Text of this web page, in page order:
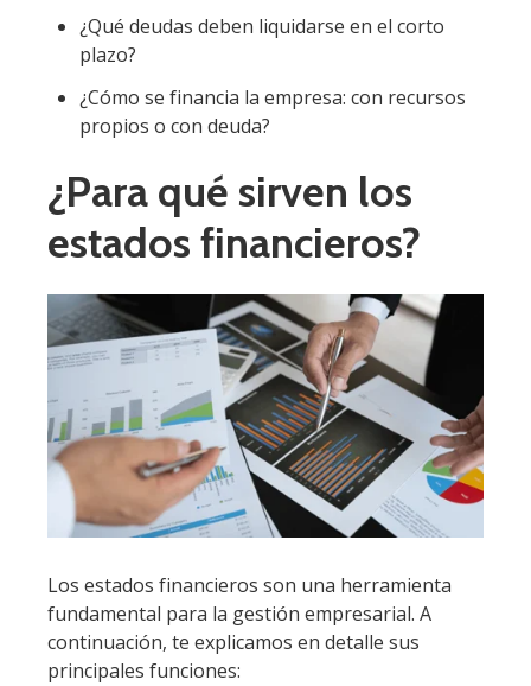
¿Qué deudas deben liquidarse en el corto
plazo?
¿Cómo se financia la empresa: con recursos
propios o con deuda?
¿Para qué sirven los
estados financieros?
Los estados financieros son una herramienta
fundamental para la gestión empresarial. A
continuación, te explicamos en detalle sus
principales funciones: